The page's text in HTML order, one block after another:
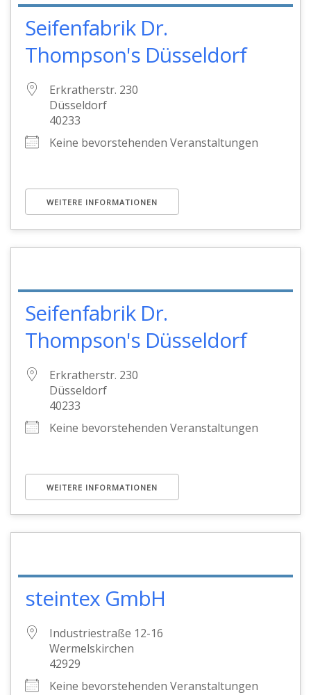
Seifenfabrik Dr.
Thompson's Düsseldorf
Erkratherstr. 230
Düsseldorf
40233
Keine bevorstehenden Veranstaltungen
WEITERE INFORMATIONEN
Seifenfabrik Dr.
Thompson's Düsseldorf
Erkratherstr. 230
Düsseldorf
40233
Keine bevorstehenden Veranstaltungen
WEITERE INFORMATIONEN
steintex GmbH
Industriestraße 12-16
Wermelskirchen
42929
Keine bevorstehenden Veranstaltungen